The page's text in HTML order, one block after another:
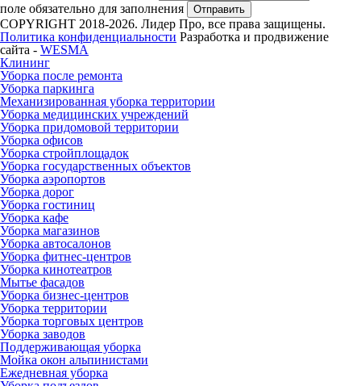
поле обязательно для заполнения
Отправить
COPYRIGHT 2018-2026. Лидер Про, все права защищены.
Политика конфиденциальности Разработка и продвижение
сайта - WESMA
Клининг
Уборка после ремонта
Уборка паркинга
Механизированная уборка территории
Уборка медицинских учреждений
Уборка придомовой территории
Уборка офисов
Уборка стройплощадок
Уборка государственных объектов
Уборка аэропортов
Уборка дорог
Уборка гостиниц
Уборка кафе
Уборка магазинов
Уборка автосалонов
Уборка фитнес-центров
Уборка кинотеатров
Мытье фасадов
Уборка бизнес-центров
Уборка территории
Уборка торговых центров
Уборка заводов
Поддерживающая уборка
Мойка окон альпинистами
Ежедневная уборка